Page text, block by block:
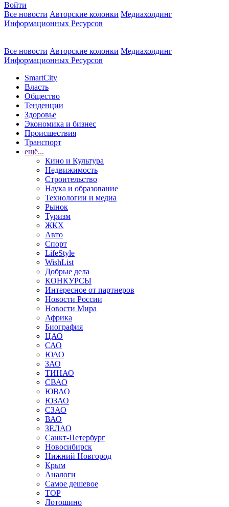
Войти
Все новости Авторские колонки Медиахолдинг
Информационных Ресурсов
Все новости Авторские колонки Медиахолдинг
Информационных Ресурсов
SmartCity
Власть
Общество
Тенденции
Здоровье
Экономика и бизнес
Происшествия
Транспорт
ещё...
Кино и Культура
Недвижимость
Строительство
Наука и образование
Технологии и медиа
Рынок
Туризм
ЖКХ
Авто
Спорт
LifeStyle
WishList
Добрые дела
КОНКУРСЫ
Интересное от партнеров
Новости России
Новости Мира
Африка
Биография
ЦАО
САО
ЮАО
ЗАО
ТИНАО
СВАО
ЮВАО
ЮЗАО
СЗАО
ВАО
ЗЕЛАО
Санкт-Петербург
Новосибирск
Нижний Новгород
Крым
Аналоги
Самое дешевое
TOP
Лотошино